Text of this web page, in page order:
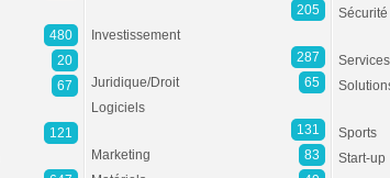
480
20
67
121
205
Investissement
287
Juridique/Droit
65
Logiciels
131
Marketing
83
Sécurité
Sports
Start-up